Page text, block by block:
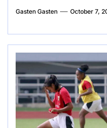
Gasten Gasten October 7,